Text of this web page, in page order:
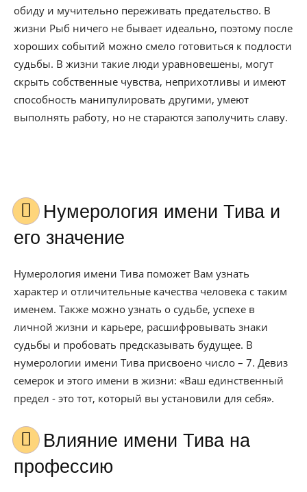
обиду и мучительно переживать предательство. В
жизни Рыб ничего не бывает идеально, поэтому после
хороших событий можно смело готовиться к подлости
судьбы. В жизни такие люди уравновешены, могут
скрыть собственные чувства, неприхотливы и имеют
способность манипулировать другими, умеют
выполнять работу, но не стараются заполучить славу.
Нумерология имени Тива и
его значение
Нумерология имени Тива поможет Вам узнать
характер и отличительные качества человека с таким
именем. Также можно узнать о судьбе, успехе в
личной жизни и карьере, расшифровывать знаки
судьбы и пробовать предсказывать будущее. В
нумерологии имени Тива присвоено число – 7. Девиз
семерок и этого имени в жизни: «Ваш единственный
предел - это тот, который вы установили для себя».
Влияние имени Тива на
профессию